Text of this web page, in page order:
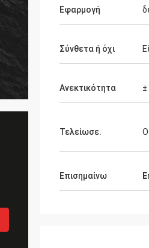
Ετοιμάζομαι να αγοράσω
προϊόντα.
Εφαρμογή
Σύνθετα ή όχι
Ανεκτικότητα ±
Τελείωσε. Ο
Επισημαίνω